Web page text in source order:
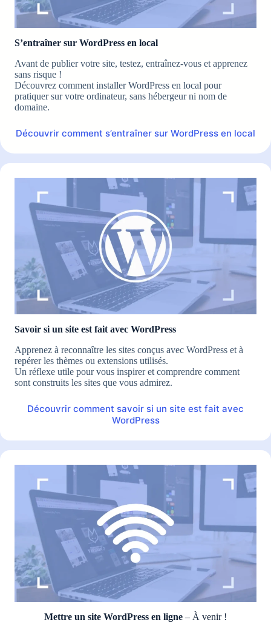
S’entraîner sur WordPress en local
Avant de publier votre site, testez, entraînez-vous et apprenez
sans risque !
Découvrez comment installer WordPress en local pour
pratiquer sur votre ordinateur, sans hébergeur ni nom de
domaine.
Découvrir comment s’entraîner sur WordPress en local
Savoir si un site est fait avec WordPress
Apprenez à reconnaître les sites conçus avec WordPress et à
repérer les thèmes ou extensions utilisés.
Un réflexe utile pour vous inspirer et comprendre comment
sont construits les sites que vous admirez.
Découvrir comment savoir si un site est fait avec
WordPress
Mettre un site WordPress en ligne – À venir !